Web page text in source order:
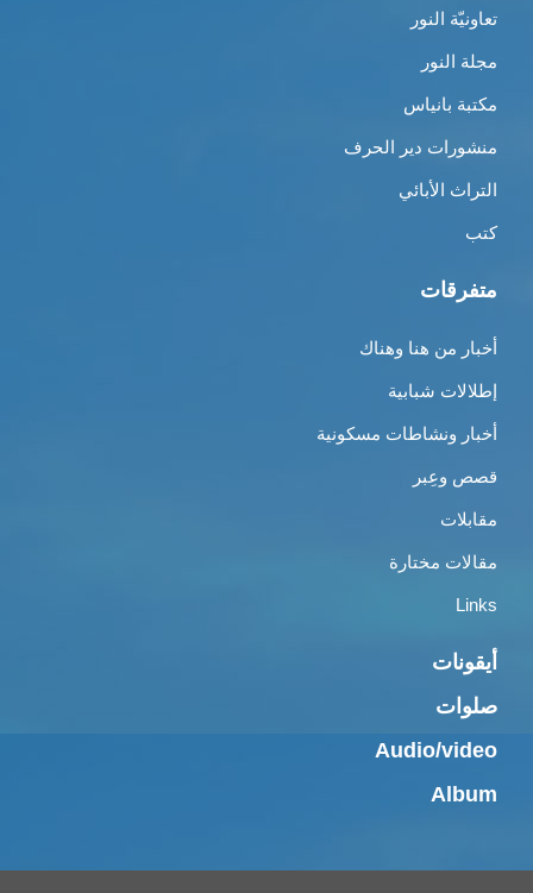
تعاونيّة النور
مجلة النور
مكتبة بانياس
منشورات دير الحرف
التراث الأبائي
كتب
متفرقات
أخبار من هنا وهناك
إطلالات شبابية
أخبار ونشاطات مسكونية
قصص وعِبر
مقابلات
مقالات مختارة
Links
أيقونات
صلوات
Audio/video
Album